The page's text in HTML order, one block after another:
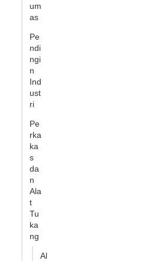
um
as
Pe
ndi
ngi
n
Ind
ust
ri
Pe
rka
ka
s
da
n
Ala
t
Tu
ka
ng
Al